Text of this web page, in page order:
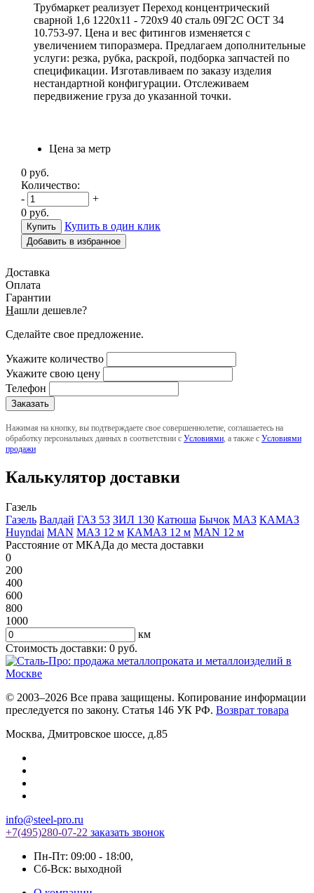
Трубмаркет реализует Переход концентрический
сварной 1,6 1220х11 - 720х9 40 сталь 09Г2С ОСТ 34
10.753-97. Цена и вес фитингов изменяется с
увеличением типоразмера. Предлагаем дополнительные
услуги: резка, рубка, раскрой, подборка запчастей по
спецификации. Изготавливаем по заказу изделия
нестандартной конфигурации. Отслеживаем
передвижение груза до указанной точки.
Цена за метр
0 руб.
Количество:
-
+
0 руб.
Купить в один клик
Добавить в избранное
Доставка
Оплата
Гарантии
Нашли дешевле?
Сделайте свое предложение.
Укажите количество
Укажите свою цену
Телефон
Нажимая на кнопку, вы подтверждаете свое совершеннолетие, соглашаетесь на
обработку персональных данных в соответствии с Условиями , а также с Условиями
продажи
Калькулятор доставки
Газель
Газель Валдай ГАЗ 53 ЗИЛ 130 Катюша Бычок МАЗ КАМАЗ
Huyndai MAN МАЗ 12 м КАМАЗ 12 м MAN 12 м
Расстояние от МКАДа до места доставки
0
200
400
600
800
1000
км
Стоимость доставки: 0 руб.
© 2003–2026 Все права защищены. Копирование информации
преследуется по закону. Статья 146 УК РФ. Возврат товара
Москва, Дмитровское шоссе, д.85
info@steel-pro.ru
+7(495)280-07-22 заказать звонок
Пн-Пт: 09:00 - 18:00,
Cб-Вск: выходной